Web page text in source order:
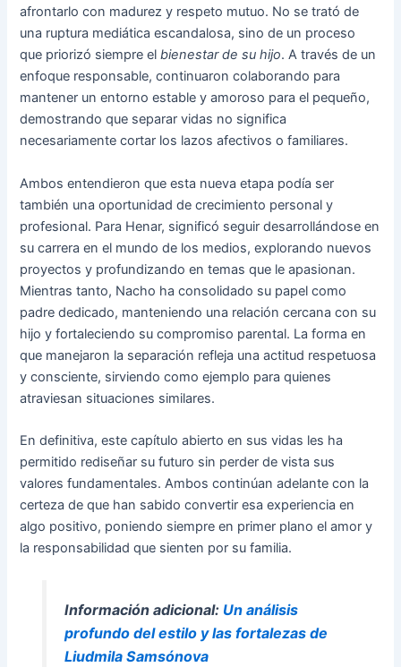
afrontarlo con madurez y respeto mutuo. No se trató de
una ruptura mediática escandalosa, sino de un proceso
que priorizó siempre elbienestar de su hijo. A través de un
enfoque responsable, continuaron colaborando para
mantener un entorno estable y amoroso para el pequeño,
demostrando que separar vidas no significa
necesariamente cortar los lazos afectivos o familiares.
Ambos entendieron que esta nueva etapa podía ser
también una oportunidad de crecimiento personal y
profesional. Para Henar, significó seguir desarrollándose en
su carrera en el mundo de los medios, explorando nuevos
proyectos y profundizando en temas que le apasionan.
Mientras tanto, Nacho ha consolidado su papel como
padre dedicado, manteniendo una relación cercana con su
hijo y fortaleciendo su compromiso parental. La forma en
que manejaron la separación refleja una actitud respetuosa
y consciente, sirviendo como ejemplo para quienes
atraviesan situaciones similares.
En definitiva, este capítulo abierto en sus vidas les ha
permitido rediseñar su futuro sin perder de vista sus
valores fundamentales. Ambos continúan adelante con la
certeza de que han sabido convertir esa experiencia en
algo positivo, poniendo siempre en primer plano el amor y
la responsabilidad que sienten por su familia.
Información adicional: Un análisis
profundo del estilo y las fortalezas de
Liudmila Samsónova